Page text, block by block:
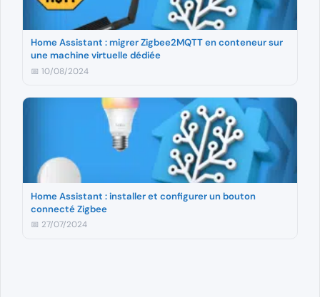
Home Assistant : migrer Zigbee2MQTT en conteneur sur
une machine virtuelle dédiée
📅 10/08/2024
Home Assistant : installer et configurer un bouton
connecté Zigbee
📅 27/07/2024